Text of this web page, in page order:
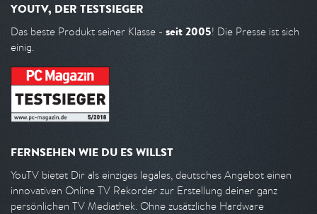
YOUTV, DER TESTSIEGER
Das beste Produkt seiner Klasse - seit 2005! Die Presse ist sich
einig.
FERNSEHEN WIE DU ES WILLST
YouTV bietet Dir als einziges legales, deutsches Angebot einen
innovativen Online TV Rekorder zur Erstellung deiner ganz
persönlichen TV Mediathek. Ohne zusätzliche Hardware